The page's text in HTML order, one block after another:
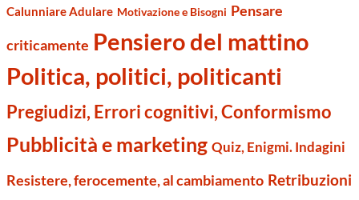
Calunniare Adulare Motivazione e Bisogni Pensare
criticamente Pensiero del mattino
Politica, politici, politicanti
Pregiudizi, Errori cognitivi, Conformismo
Pubblicità e marketing Quiz, Enigmi. Indagini
Resistere, ferocemente, al cambiamento Retribuzioni